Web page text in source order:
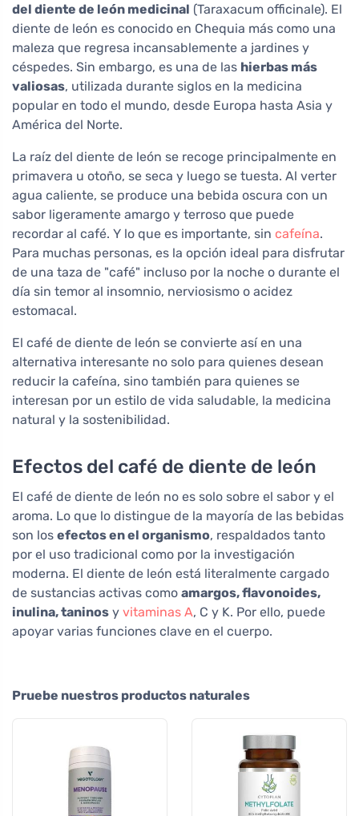
del diente de león medicinal (Taraxacum officinale). El
diente de león es conocido en Chequia más como una
maleza que regresa incansablemente a jardines y
céspedes. Sin embargo, es una de las hierbas más
valiosas, utilizada durante siglos en la medicina
popular en todo el mundo, desde Europa hasta Asia y
América del Norte.
La raíz del diente de león se recoge principalmente en
primavera u otoño, se seca y luego se tuesta. Al verter
agua caliente, se produce una bebida oscura con un
sabor ligeramente amargo y terroso que puede
recordar al café. Y lo que es importante, sin cafeína.
Para muchas personas, es la opción ideal para disfrutar
de una taza de "café" incluso por la noche o durante el
día sin temor al insomnio, nerviosismo o acidez
estomacal.
El café de diente de león se convierte así en una
alternativa interesante no solo para quienes desean
reducir la cafeína, sino también para quienes se
interesan por un estilo de vida saludable, la medicina
natural y la sostenibilidad.
Efectos del café de diente de león
El café de diente de león no es solo sobre el sabor y el
aroma. Lo que lo distingue de la mayoría de las bebidas
son los efectos en el organismo, respaldados tanto
por el uso tradicional como por la investigación
moderna. El diente de león está literalmente cargado
de sustancias activas como amargos, flavonoides,
inulina, taninos y vitaminas A, C y K. Por ello, puede
apoyar varias funciones clave en el cuerpo.
Pruebe nuestros productos naturales